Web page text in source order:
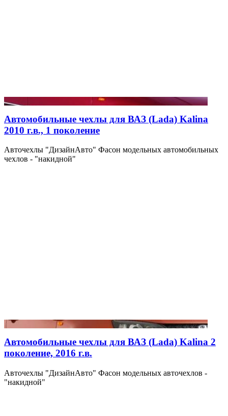
Автомобильные чехлы для ВАЗ (Lada) Kalina
2010 г.в., 1 поколение
Авточехлы "ДизайнАвто" Фасон модельных автомобильных
чехлов - "накидной"
Автомобильные чехлы для ВАЗ (Lada) Kalina 2
поколение, 2016 г.в.
Авточехлы "ДизайнАвто" Фасон модельных авточехлов -
"накидной"